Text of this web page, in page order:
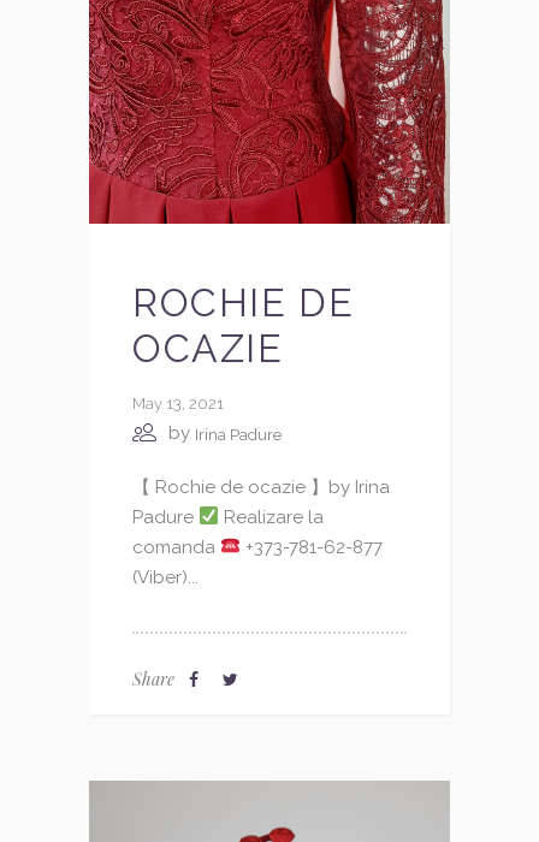
ROCHIE DE
OCAZIE
May 13, 2021
by Irina Padure
【 Rochie de ocazie 】by Irina
Padure
Realizare la
comanda
+373-781-62-877
(Viber)...
Share